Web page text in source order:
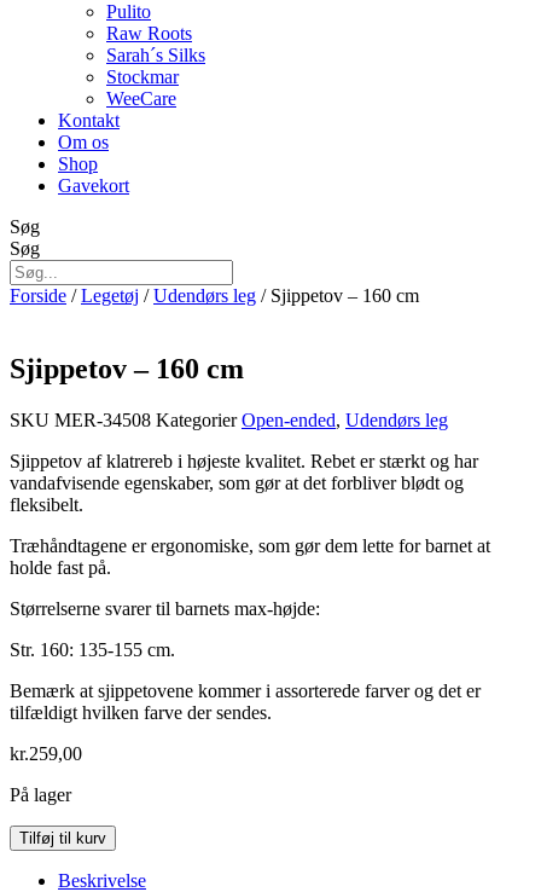
Pulito
Raw Roots
Sarah´s Silks
Stockmar
WeeCare
Kontakt
Om os
Shop
Gavekort
Søg
Søg
Forside /Legetøj /Udendørs leg / Sjippetov – 160 cm
Sjippetov – 160 cm
SKU MER-34508 Kategorier Open-ended, Udendørs leg
Sjippetov af klatrereb i højeste kvalitet. Rebet er stærkt og har
vandafvisende egenskaber, som gør at det forbliver blødt og
fleksibelt.
Træhåndtagene er ergonomiske, som gør dem lette for barnet at
holde fast på.
Størrelserne svarer til barnets max-højde:
Str. 160: 135-155 cm.
Bemærk at sjippetovene kommer i assorterede farver og det er
tilfældigt hvilken farve der sendes.
kr.259,00
På lager
Sjippetov
-
Tilføj til kurv
Beskrivelse